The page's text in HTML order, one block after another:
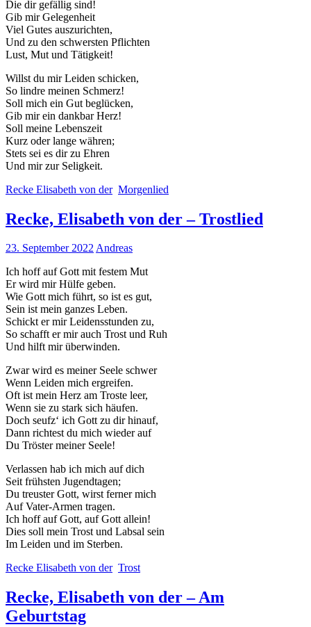
Die dir gefällig sind!
Gib mir Gelegenheit
Viel Gutes auszurichten,
Und zu den schwersten Pflichten
Lust, Mut und Tätigkeit!
Willst du mir Leiden schicken,
So lindre meinen Schmerz!
Soll mich ein Gut beglücken,
Gib mir ein dankbar Herz!
Soll meine Lebenszeit
Kurz oder lange währen;
Stets sei es dir zu Ehren
Und mir zur Seligkeit.
Recke Elisabeth von der Morgenlied
Recke, Elisabeth von der – Trostlied
23. September 2022Andreas
Ich hoff auf Gott mit festem Mut
Er wird mir Hülfe geben.
Wie Gott mich führt, so ist es gut,
Sein ist mein ganzes Leben.
Schickt er mir Leidensstunden zu,
So schafft er mir auch Trost und Ruh
Und hilft mir überwinden.
Zwar wird es meiner Seele schwer
Wenn Leiden mich ergreifen.
Oft ist mein Herz am Troste leer,
Wenn sie zu stark sich häufen.
Doch seufz‘ ich Gott zu dir hinauf,
Dann richtest du mich wieder auf
Du Tröster meiner Seele!
Verlassen hab ich mich auf dich
Seit frühsten Jugendtagen;
Du treuster Gott, wirst ferner mich
Auf Vater-Armen tragen.
Ich hoff auf Gott, auf Gott allein!
Dies soll mein Trost und Labsal sein
Im Leiden und im Sterben.
Recke Elisabeth von der Trost
Recke, Elisabeth von der – Am
Geburtstag